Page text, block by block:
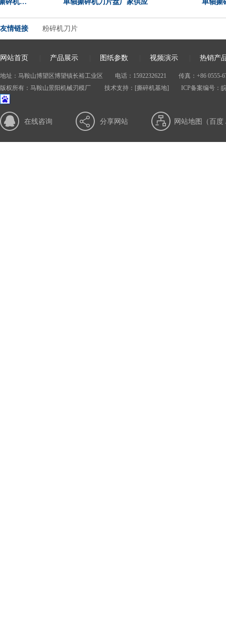
机… 单轴撕碎机刀片盘厂家供应 单轴撕碎
友情链接 粉碎机刀片
网站首页 产品展示 图纸参数 视频演示 热销产
地址：马鞍山博望区博望镇长裕工业区 电话：15922326221 传真：+86 0555-
版权所有：马鞍山景阳机械刃模厂 技术支持： [撕碎机基地] ICP备案编号：
在线咨询 分享网站 网站地图（ 百度